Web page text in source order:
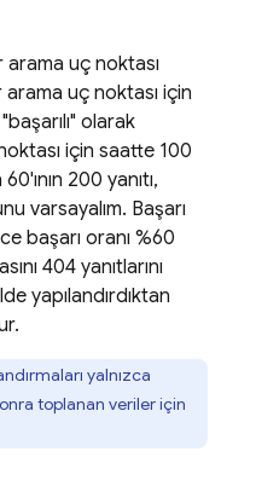
uç noktası
arama uç noktası için
olarak
için saatte 100
200 yanıtı,
varsayalım. Başarı
başarı oranı %60
404 yanıtlarını
yapılandırdıktan
yalnızca
toplanan veriler için